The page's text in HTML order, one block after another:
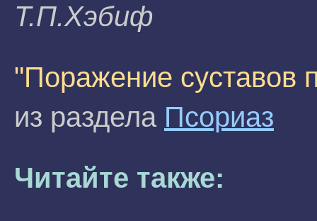
Т.П.Xэбиф
"Поражение суставов
из раздела Псориаз
Читайте также: